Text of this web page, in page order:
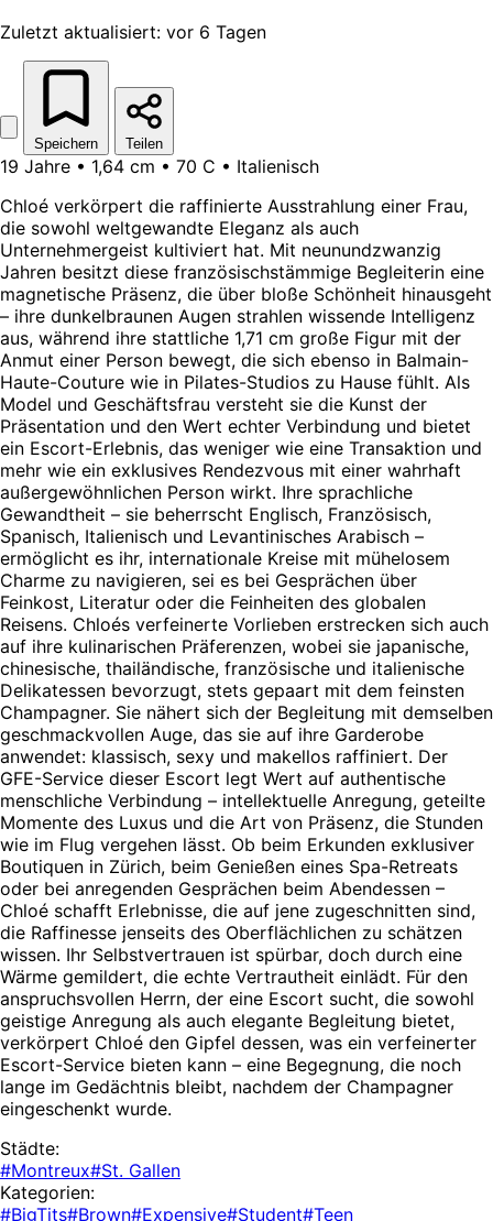
Zuletzt aktualisiert: vor 6 Tagen
Speichern Teilen
19 Jahre • 1,64 cm • 70 C • Italienisch
Chloé verkörpert die raffinierte Ausstrahlung einer Frau,
die sowohl weltgewandte Eleganz als auch
Unternehmergeist kultiviert hat. Mit neunundzwanzig
Jahren besitzt diese französischstämmige Begleiterin eine
magnetische Präsenz, die über bloße Schönheit hinausgeht
– ihre dunkelbraunen Augen strahlen wissende Intelligenz
aus, während ihre stattliche 1,71 cm große Figur mit der
Anmut einer Person bewegt, die sich ebenso in Balmain-
Haute-Couture wie in Pilates-Studios zu Hause fühlt. Als
Model und Geschäftsfrau versteht sie die Kunst der
Präsentation und den Wert echter Verbindung und bietet
ein Escort-Erlebnis, das weniger wie eine Transaktion und
mehr wie ein exklusives Rendezvous mit einer wahrhaft
außergewöhnlichen Person wirkt. Ihre sprachliche
Gewandtheit – sie beherrscht Englisch, Französisch,
Spanisch, Italienisch und Levantinisches Arabisch –
ermöglicht es ihr, internationale Kreise mit mühelosem
Charme zu navigieren, sei es bei Gesprächen über
Feinkost, Literatur oder die Feinheiten des globalen
Reisens. Chloés verfeinerte Vorlieben erstrecken sich auch
auf ihre kulinarischen Präferenzen, wobei sie japanische,
chinesische, thailändische, französische und italienische
Delikatessen bevorzugt, stets gepaart mit dem feinsten
Champagner. Sie nähert sich der Begleitung mit demselben
geschmackvollen Auge, das sie auf ihre Garderobe
anwendet: klassisch, sexy und makellos raffiniert. Der
GFE-Service dieser Escort legt Wert auf authentische
menschliche Verbindung – intellektuelle Anregung, geteilte
Momente des Luxus und die Art von Präsenz, die Stunden
wie im Flug vergehen lässt. Ob beim Erkunden exklusiver
Boutiquen in Zürich, beim Genießen eines Spa-Retreats
oder bei anregenden Gesprächen beim Abendessen –
Chloé schafft Erlebnisse, die auf jene zugeschnitten sind,
die Raffinesse jenseits des Oberflächlichen zu schätzen
wissen. Ihr Selbstvertrauen ist spürbar, doch durch eine
Wärme gemildert, die echte Vertrautheit einlädt. Für den
anspruchsvollen Herrn, der eine Escort sucht, die sowohl
geistige Anregung als auch elegante Begleitung bietet,
verkörpert Chloé den Gipfel dessen, was ein verfeinerter
Escort-Service bieten kann – eine Begegnung, die noch
lange im Gedächtnis bleibt, nachdem der Champagner
eingeschenkt wurde.
Städte:
#Montreux#St. Gallen
Kategorien:
#BigTits#Brown#Expensive#Student#Teen